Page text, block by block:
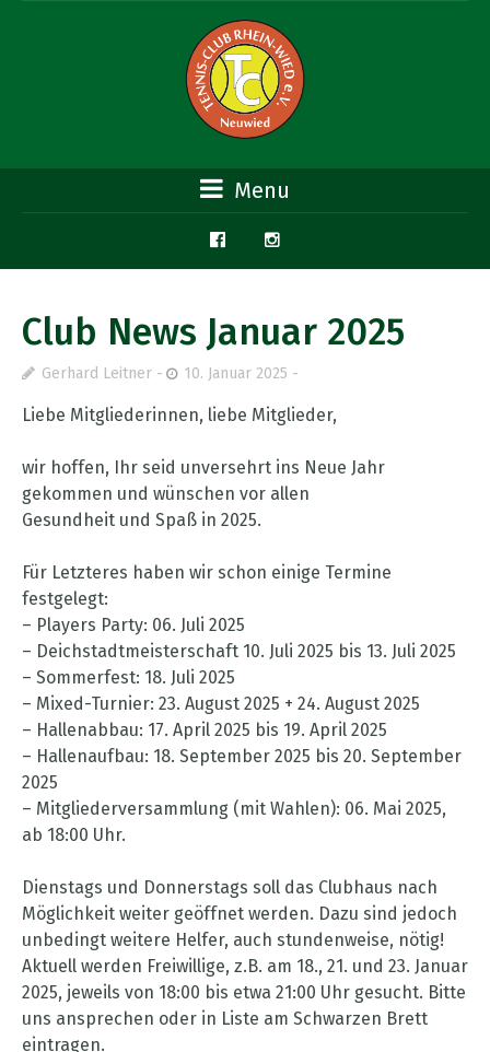
Menu
Club News Januar 2025
Gerhard Leitner 10. Januar 2025
Liebe Mitgliederinnen, liebe Mitglieder,
wir hoffen, Ihr seid unversehrt ins Neue Jahr
gekommen und wünschen vor allen
Gesundheit und Spaß in 2025.
Für Letzteres haben wir schon einige Termine
festgelegt:
– Players Party: 06. Juli 2025
– Deichstadtmeisterschaft 10. Juli 2025 bis 13. Juli 2025
– Sommerfest: 18. Juli 2025
– Mixed-Turnier: 23. August 2025 + 24. August 2025
– Hallenabbau: 17. April 2025 bis 19. April 2025
– Hallenaufbau: 18. September 2025 bis 20. September
2025
– Mitgliederversammlung (mit Wahlen): 06. Mai 2025,
ab 18:00 Uhr.
Dienstags und Donnerstags soll das Clubhaus nach
Möglichkeit weiter geöffnet werden. Dazu sind jedoch
unbedingt weitere Helfer, auch stundenweise, nötig!
Aktuell werden Freiwillige, z.B. am 18., 21. und 23. Januar
2025, jeweils von 18:00 bis etwa 21:00 Uhr gesucht. Bitte
uns ansprechen oder in Liste am Schwarzen Brett
eintragen.